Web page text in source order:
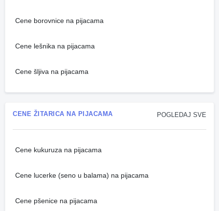
Cene borovnice na pijacama
Cene lešnika na pijacama
Cene šljiva na pijacama
POGLEDAJ SVE
CENE ŽITARICA NA PIJACAMA
Cene kukuruza na pijacama
Cene lucerke (seno u balama) na pijacama
Cene pšenice na pijacama